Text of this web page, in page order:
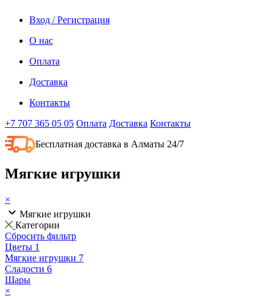
Вход / Регистрация
О нас
Оплата
Доставка
Контакты
+7 707 365 05 05 Оплата Доставка Контакты
Бесплатная доставка в Алматы 24/7
Мягкие игрушки
×
Мягкие игрушки
Категории
Сбросить фильтр
Цветы 1
Мягкие игрушки 7
Сладости 6
Шары
×